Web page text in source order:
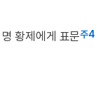
황제에게 표문주4